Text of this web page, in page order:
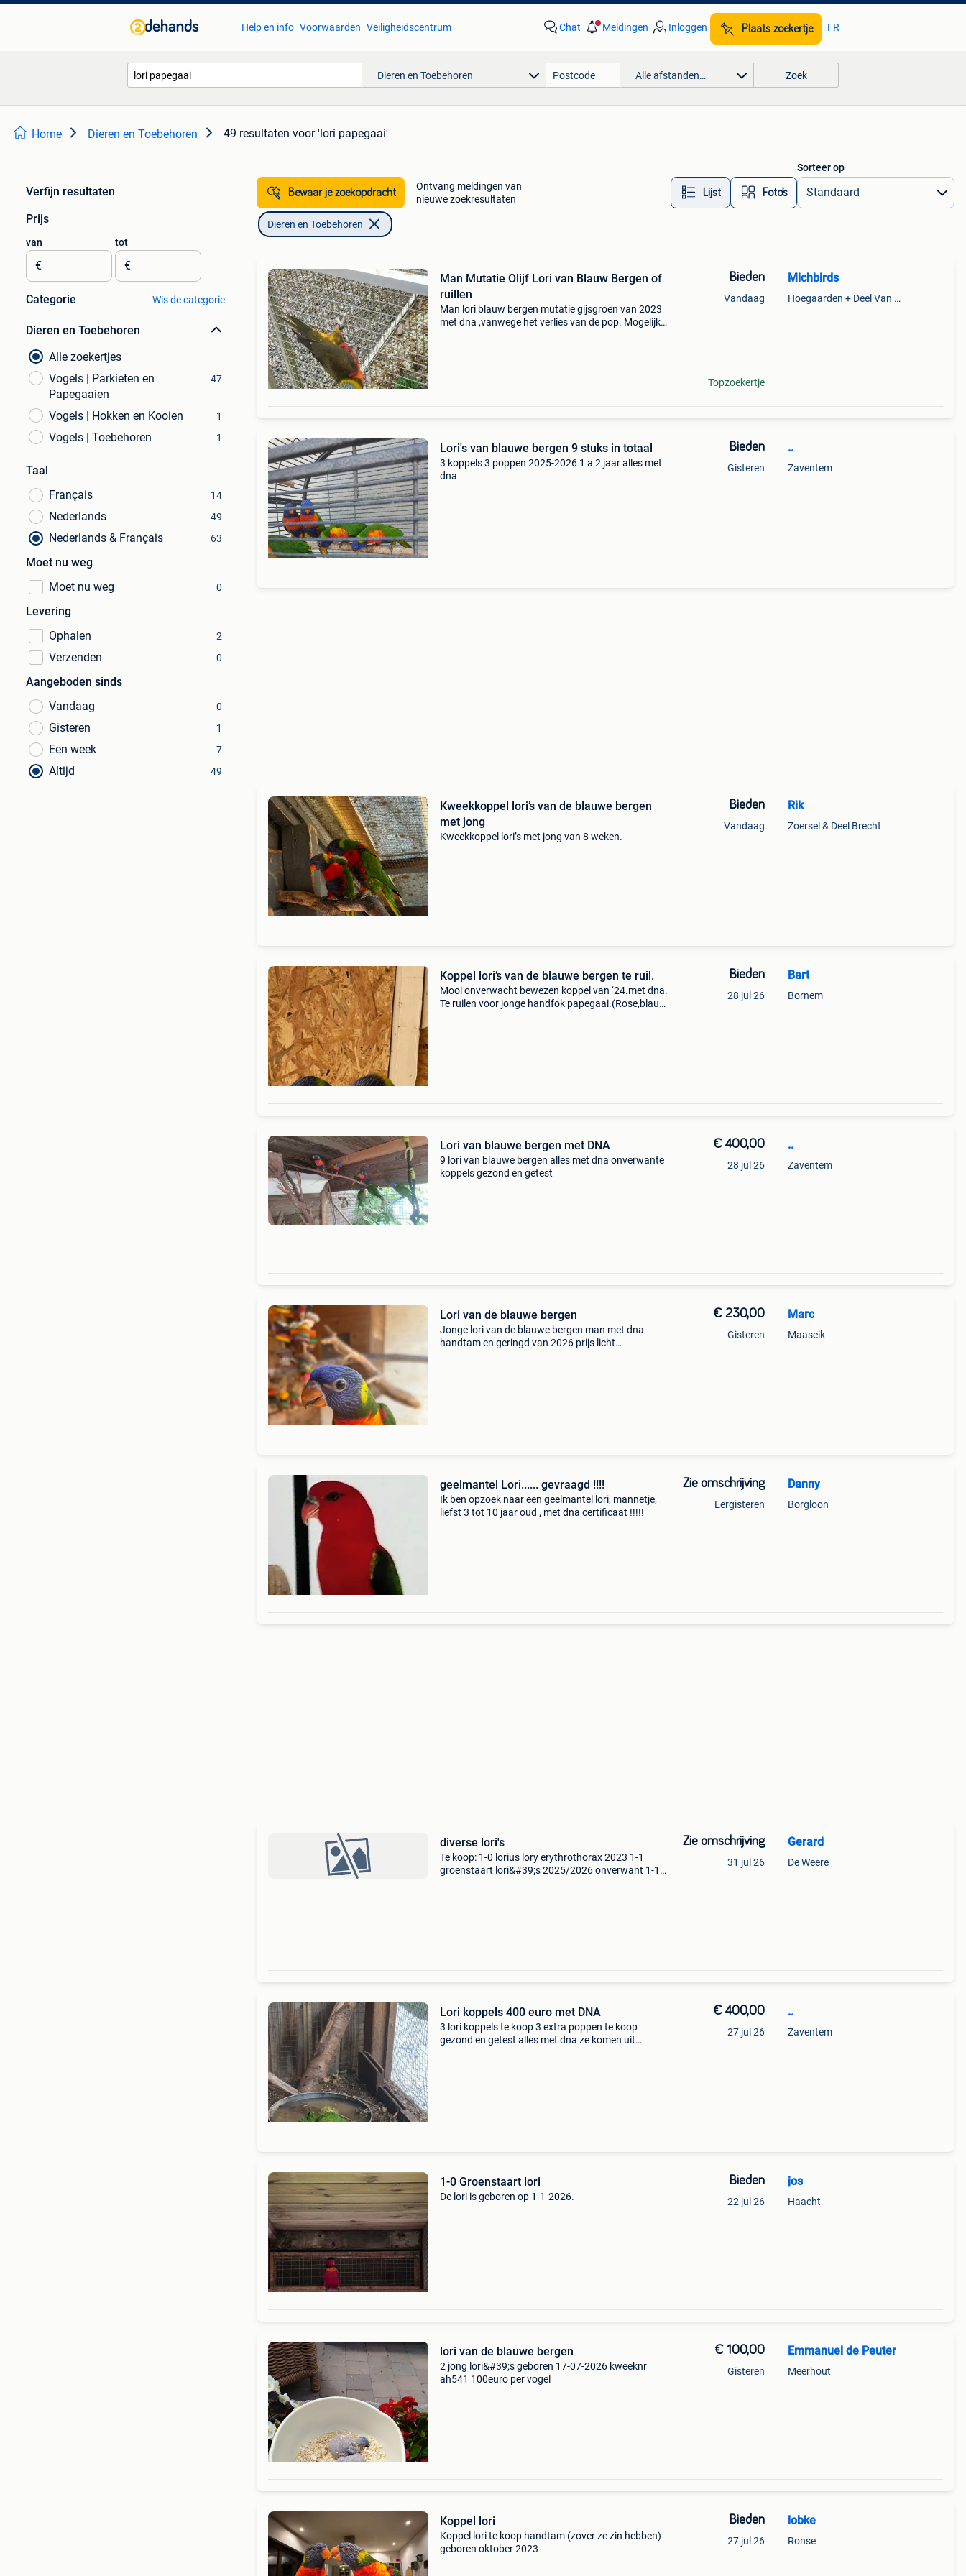
Help en info Voorwaarden Veiligheidscentrum Chat Meldingen Inloggen Plaats zoekertje FR
Dieren en Toebehoren Alle afstanden… Zoek
Home Dieren en Toebehoren 49 resultaten voor 'lori papegaai'
Verfijn resultaten
Prijs
van
€
tot
€
Categorie Wis de categorie
Dieren en Toebehoren
Alle zoekertjes
Vogels | Parkieten en
Papegaaien
47
Vogels | Hokken en Kooien 1
Vogels | Toebehoren 1
Taal
Français
14
Nederlands 49
Nederlands & Français 63
Moet nu weg
Moet nu weg
0
Levering
Ophalen
2
Verzenden 0
Aangeboden sinds
Vandaag
0
Gisteren 1
Een week 7
Altijd 49
Bewaar je zoekopdracht
Ontvang meldingen van
nieuwe zoekresultaten
Lijst Foto’s
Sorteer op
Dieren en Toebehoren
Man Mutatie Olijf Lori van Blauw Bergen of
ruillen
Man lori blauw bergen mutatie gijsgroen van 2023
met dna ,vanwege het verlies van de pop. Mogelijk
Bieden
Vandaag
Topzoekertje
Michbirds
Hoegaarden + Deel Van Kumtich + Deel Van Tienen
Lori's van blauwe bergen 9 stuks in totaal
3 koppels 3 poppen 2025-2026 1 a 2 jaar alles met
dna
Bieden
Gisteren
..
Zaventem
Kweekkoppel lori’s van de blauwe bergen
met jong
Kweekkoppel lori’s met jong van 8 weken.
Bieden
Vandaag
Rik
Zoersel & Deel Brecht
Koppel lori’s van de blauwe bergen te ruil.
Mooi onverwacht bewezen koppel van ‘24.met dna.
Te ruilen voor jonge handfok papegaai.(Rose,blauw
Bieden
28 jul 26
Bart
Bornem
Lori van blauwe bergen met DNA
9 lori van blauwe bergen alles met dna onverwante
koppels gezond en getest
€ 400,00
28 jul 26
..
Zaventem
Lori van de blauwe bergen
Jonge lori van de blauwe bergen man met dna
handtam en geringd van 2026 prijs licht
€ 230,00
Gisteren
Marc
Maaseik
geelmantel Lori...... gevraagd !!!!
Ik ben opzoek naar een geelmantel lori, mannetje,
liefst 3 tot 10 jaar oud , met dna certificaat !!!!!
Zie omschrijving
Eergisteren
Danny
Borgloon
diverse lori's
Te koop: 1-0 lorius lory erythrothorax 2023 1-1
groenstaart lori&#39;s 2025/2026 onverwant 1-1
Zie omschrijving
31 jul 26
Gerard
De Weere
Lori koppels 400 euro met DNA
3 lori koppels te koop 3 extra poppen te koop
gezond en getest alles met dna ze komen uit
€ 400,00
27 jul 26
..
Zaventem
1-0 Groenstaart lori
De lori is geboren op 1-1-2026.
Bieden
22 jul 26
jos
Haacht
lori van de blauwe bergen
2 jong lori&#39;s geboren 17-07-2026 kweeknr
ah541 100euro per vogel
€ 100,00
Gisteren
Emmanuel de Peuter
Meerhout
Koppel lori
Koppel lori te koop handtam (zover ze zin hebben)
geboren oktober 2023
Bieden
27 jul 26
lobke
Ronse